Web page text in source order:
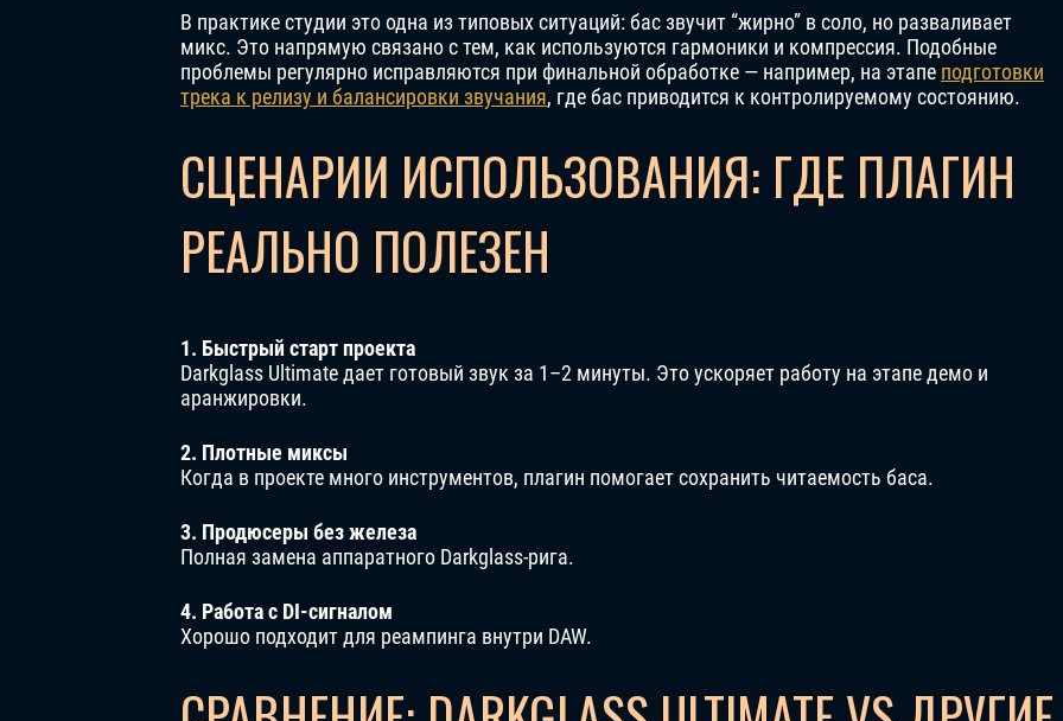
В практике студии это одна из типовых ситуаций: бас звучит “жирно” в соло, но разваливает
микс. Это напрямую связано с тем, как используются гармоники и компрессия. Подобные
проблемы регулярно исправляются при финальной обработке — например, на этапе подготовки
трека к релизу и балансировки звучания, где бас приводится к контролируемому состоянию.
СЦЕНАРИИ ИСПОЛЬЗОВАНИЯ: ГДЕ ПЛАГИН
РЕАЛЬНО ПОЛЕЗЕН
1. Быстрый старт проекта
Darkglass Ultimate дает готовый звук за 1–2 минуты. Это ускоряет работу на этапе демо и
аранжировки.
2. Плотные миксы
Когда в проекте много инструментов, плагин помогает сохранить читаемость баса.
3. Продюсеры без железа
Полная замена аппаратного Darkglass-рига.
4. Работа с DI-сигналом
Хорошо подходит для реампинга внутри DAW.